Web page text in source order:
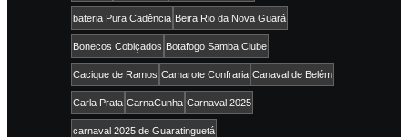
bateria Pura Cadência Beira Rio da Nova Guará
Bonecos Cobiçados Botafogo Samba Clube
Cacique de Ramos Camarote Confraria Canaval de Belém
Carla Prata CarnaCunha Carnaval 2025
carnaval 2025 de Guaratinguetá